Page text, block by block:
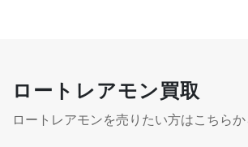
ロートレアモン買取
ロートレアモンを売りたい方はこちらか